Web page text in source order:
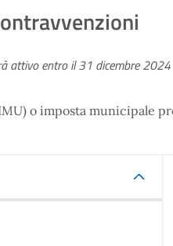
attivo entro il 31 dicembre 2024
o imposta municipale